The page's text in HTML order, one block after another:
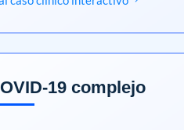
19 complejo